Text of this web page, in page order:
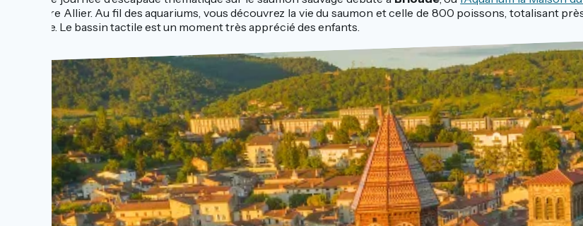
rivière Allier. Au fil des aquariums, vous découvrez la vie du saumon et celle de 800 poissons, totalisant
silure. Le bassin tactile est un moment très apprécié des enfants.